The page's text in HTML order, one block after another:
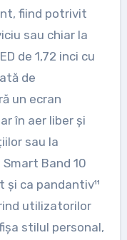
fiind potrivit
sau chiar la
de 1,72 inci cu
de
un ecran
în aer liber și
sau la
Band 10
ca pandantiv¹¹
utilizatorilor
stilul personal,